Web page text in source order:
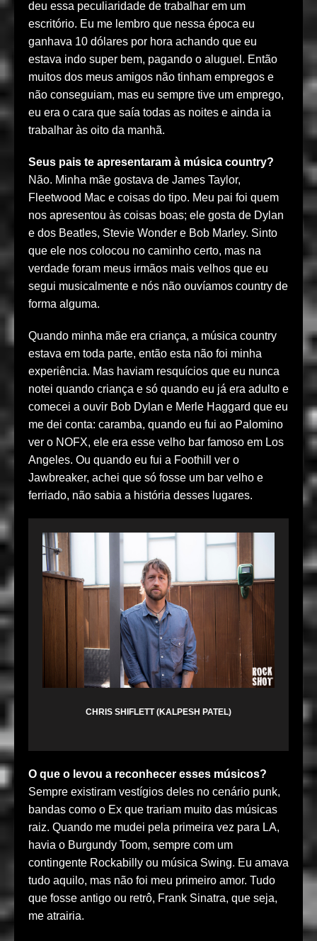
deu essa peculiaridade de trabalhar em um
escritório. Eu me lembro que nessa época eu
ganhava 10 dólares por hora achando que eu
estava indo super bem, pagando o aluguel. Então
muitos dos meus amigos não tinham empregos e
não conseguiam, mas eu sempre tive um emprego,
eu era o cara que saía todas as noites e ainda ia
trabalhar às oito da manhã.
Seus pais te apresentaram à música country?
Não. Minha mãe gostava de James Taylor,
Fleetwood Mac e coisas do tipo. Meu pai foi quem
nos apresentou às coisas boas; ele gosta de Dylan
e dos Beatles, Stevie Wonder e Bob Marley. Sinto
que ele nos colocou no caminho certo, mas na
verdade foram meus irmãos mais velhos que eu
segui musicalmente e nós não ouvíamos country de
forma alguma.
Quando minha mãe era criança, a música country
estava em toda parte, então esta não foi minha
experiência. Mas haviam resquícios que eu nunca
notei quando criança e só quando eu já era adulto e
comecei a ouvir Bob Dylan e Merle Haggard que eu
me dei conta: caramba, quando eu fui ao Palomino
ver o NOFX, ele era esse velho bar famoso em Los
Angeles. Ou quando eu fui a Foothill ver o
Jawbreaker, achei que só fosse um bar velho e
ferriado, não sabia a história desses lugares.
CHRIS SHIFLETT (KALPESH PATEL)
O que o levou a reconhecer esses músicos?
Sempre existiram vestígios deles no cenário punk,
bandas como o Ex que trariam muito das músicas
raiz. Quando me mudei pela primeira vez para LA,
havia o Burgundy Toom, sempre com um
contingente Rockabilly ou música Swing. Eu amava
tudo aquilo, mas não foi meu primeiro amor. Tudo
que fosse antigo ou retrô, Frank Sinatra, que seja,
me atrairia.